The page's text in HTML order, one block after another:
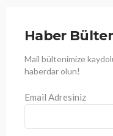
Haber
Mail bültenimize
haberdar olun!
Email Adresiniz